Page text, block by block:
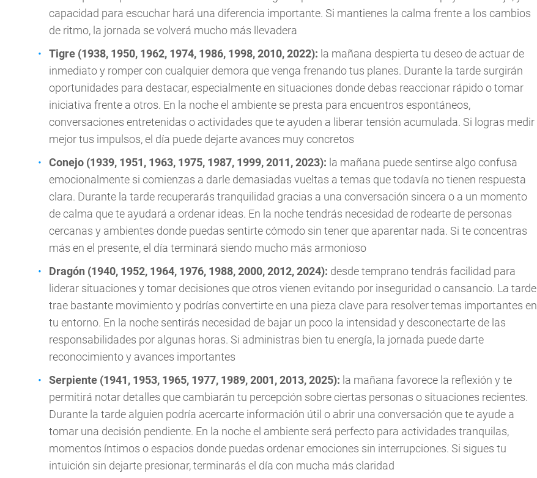
capacidad para escuchar hará una diferencia importante. Si mantienes la calma frente a los cambios
de ritmo, la jornada se volverá mucho más llevadera
Tigre (1938, 1950, 1962, 1974, 1986, 1998, 2010, 2022): la mañana despierta tu deseo de actuar de
inmediato y romper con cualquier demora que venga frenando tus planes. Durante la tarde surgirán
oportunidades para destacar, especialmente en situaciones donde debas reaccionar rápido o tomar
iniciativa frente a otros. En la noche el ambiente se presta para encuentros espontáneos,
conversaciones entretenidas o actividades que te ayuden a liberar tensión acumulada. Si logras medir
mejor tus impulsos, el día puede dejarte avances muy concretos
Conejo (1939, 1951, 1963, 1975, 1987, 1999, 2011, 2023): la mañana puede sentirse algo confusa
emocionalmente si comienzas a darle demasiadas vueltas a temas que todavía no tienen respuesta
clara. Durante la tarde recuperarás tranquilidad gracias a una conversación sincera o a un momento
de calma que te ayudará a ordenar ideas. En la noche tendrás necesidad de rodearte de personas
cercanas y ambientes donde puedas sentirte cómodo sin tener que aparentar nada. Si te concentras
más en el presente, el día terminará siendo mucho más armonioso
Dragón (1940, 1952, 1964, 1976, 1988, 2000, 2012, 2024): desde temprano tendrás facilidad para
liderar situaciones y tomar decisiones que otros vienen evitando por inseguridad o cansancio. La tarde
trae bastante movimiento y podrías convertirte en una pieza clave para resolver temas importantes en
tu entorno. En la noche sentirás necesidad de bajar un poco la intensidad y desconectarte de las
responsabilidades por algunas horas. Si administras bien tu energía, la jornada puede darte
reconocimiento y avances importantes
Serpiente (1941, 1953, 1965, 1977, 1989, 2001, 2013, 2025): la mañana favorece la reflexión y te
permitirá notar detalles que cambiarán tu percepción sobre ciertas personas o situaciones recientes.
Durante la tarde alguien podría acercarte información útil o abrir una conversación que te ayude a
tomar una decisión pendiente. En la noche el ambiente será perfecto para actividades tranquilas,
momentos íntimos o espacios donde puedas ordenar emociones sin interrupciones. Si sigues tu
intuición sin dejarte presionar, terminarás el día con mucha más claridad